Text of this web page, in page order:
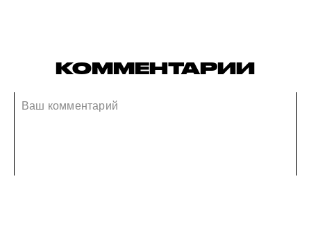
КОММЕНТАРИИ